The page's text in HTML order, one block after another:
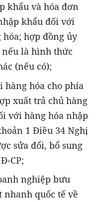
khẩu và hóa đơn
khẩu đối với
hợp đồng ủy
là hình thức
(nếu có);
hàng hóa cho phía
xuất trả chủ hàng
với hàng hóa nhập
1 Điều 34 Nghị
sửa đổi, bổ sung
CP;
nghiệp bưu
quốc tế về